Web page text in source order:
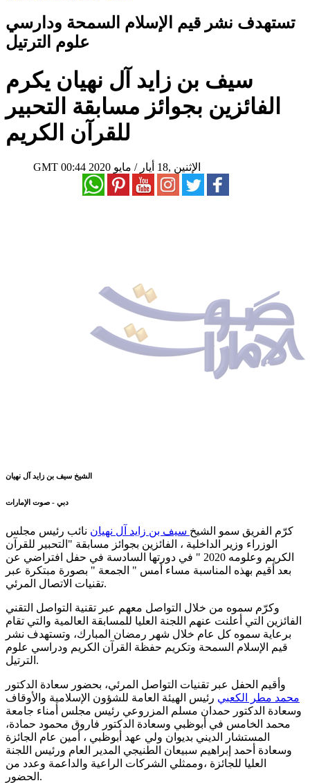
تستهدف نشر قيم الإسلام السمحة ودارسي
علوم الترتيل
سيف بن زايد آل نهيان يكرم
الفائزين بجوائز مسابقة التحبير
للقرآن الكريم
GMT 00:44 2020 الإثنين ,18 أيار / مايو
الشيخ سيف بن زايد آل نهيان
دبي - صوت الإمارات
كرّم الفريق سمو الشيخ سيف بن زايد آل نهيان نائب رئيس مجلس
الوزراء وزير الداخلية ، الفائزين بجوائز مسابقة "التحبير للقرآن
الكريم وعلومه 2020 " في دورتها السادسة في حفل افتراضي عن
بعد أقيم بهذه المناسبة مساء أمس " الجمعة " بصورة مبتكرة عبر
تقنيات الاتصال المرئي.
وكرّم سموه من خلال التواصل معهم عبر تقنية التواصل التقني
الفائزين التي أعلنت عنهم اللجنة العليا للمسابقة العالمية والتي تقام
برعاية سموه كل عام خلال شهر رمضان المبارك، وتستهدف نشر
قيم الإسلام السمحة وتكريم حفظة القرآن الكريم ودراسي علوم
الترتيل.
وأقيم الحفل عبر تقنيات التواصل المرئي، بحضور سعادة الدكتور
محمد مطر الكعبي رئيس الهيئة العامة للشؤون الإسلامية والأوقاف
وسعادة الدكتور حمدان مسلم المزروعي رئيس مجلس أمناء جامعة
محمد الخامس في أبوظبي وسعادة الدكتور فاروق محمود حمادة،
المستشار الديني بديوان ولي عهد أبوظبي ، أمين عام الجائزة
وسعادة أحمد إبراهيم سبيعان الطنيجي المدير العام ورئيس اللجنة
العليا للجائزة ،وممثلي الشركات الراعية والداعمة وعدد من
الحضور.